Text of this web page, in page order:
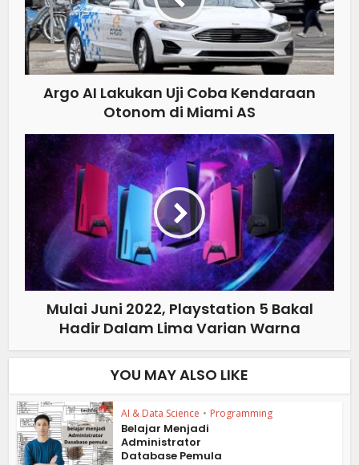
Argo AI Lakukan Uji Coba Kendaraan
Otonom di Miami AS
Mulai Juni 2022, Playstation 5 Bakal
Hadir Dalam Lima Varian Warna
YOU MAY ALSO LIKE
AI & Data Science • Programming
Belajar Menjadi
Administrator
Database Pemula